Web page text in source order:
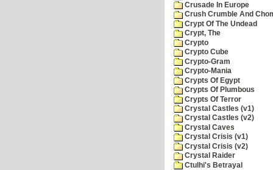
Crusade In Europe
Crush Crumble And
Crypt Of The Undead
Crypt, The
Crypto
Crypto Cube
Crypto-Gram
Crypto-Mania
Crypts Of Egypt
Crypts Of Plumbous
Crypts Of Terror
Crystal Castles (v1)
Crystal Castles (v2)
Crystal Caves
Crystal Crisis (v1)
Crystal Crisis (v2)
Crystal Raider
Ctulhi's Betrayal